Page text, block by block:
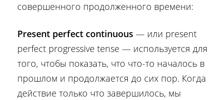
совершенного продолженного времени:
Present perfect continuous — или present
perfect progressive tense — используется для
того, чтобы показать, что что-то началось в
прошлом и продолжается до сих пор. Когда
действие только что завершилось, мы